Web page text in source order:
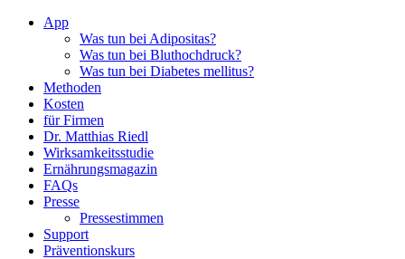
App
Was tun bei Adipositas?
Was tun bei Bluthochdruck?
Was tun bei Diabetes mellitus?
Methoden
Kosten
für Firmen
Dr. Matthias Riedl
Wirksamkeitsstudie
Ernährungsmagazin
FAQs
Presse
Pressestimmen
Support
Präventionskurs